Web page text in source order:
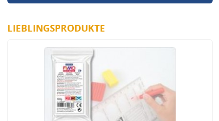
LIEBLINGSPRODUKTE